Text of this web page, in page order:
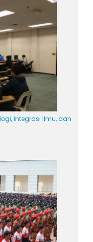
Integrasi Ilmu, dan